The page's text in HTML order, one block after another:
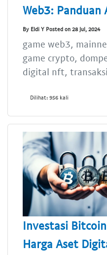
Web3: Panduan
By Eldi Y Posted on 28 Jul, 2024
game web3,
game crypto,
digital nft,
Dilihat: 956 kali
Investasi
Harga Aset